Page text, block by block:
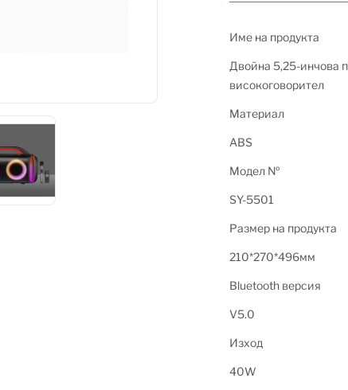
Име на продукта
Двойна 5,25-инчова
високоговорител
Материал
ABS
Модел №
SY-5501
Размер на продукта
210*270*496мм
Bluetooth версия
V5.0
Изход
40W